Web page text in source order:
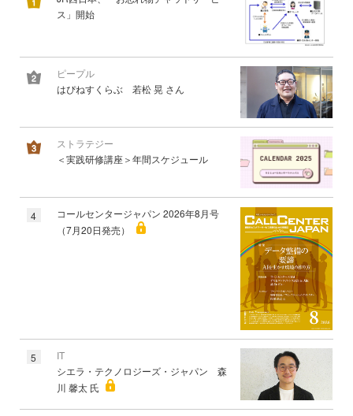
ス」開始
ピープル
はぴねすくらぶ 若松 晃 さん
ストラテジー
＜実践研修講座＞年間スケジュール
4
コールセンタージャパン 2026年8月号
（7月20日発売）
5
IT
シエラ・テクノロジーズ・ジャパン 森
川 馨太 氏